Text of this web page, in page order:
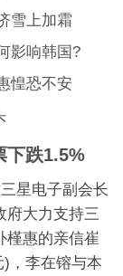
下跌1.5%
星电子副会长
府大力支持三
槿惠的亲信崔
，李在镕与本